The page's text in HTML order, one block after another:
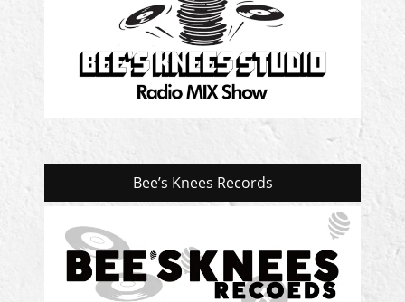
Bee’s Knees Records